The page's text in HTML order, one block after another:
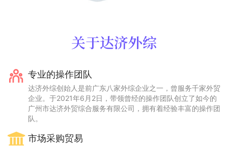
关于达济外综
专业的操作团队
达济外综创始人是前广东八家外综企业之一，曾服务千家外贸
企业。于2021年6月2日，带领曾经的操作团队创立了如今的
广州市达济外贸综合服务有限公司，拥有着经验丰富的操作团
队。
市场采购贸易